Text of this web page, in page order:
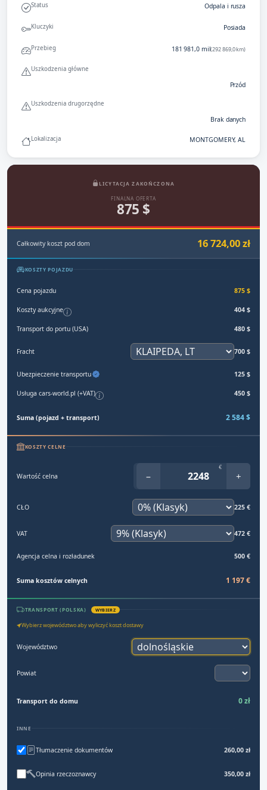
Status Odpala i rusza
Kluczyki Posiada
Przebieg 181 981,0 mil(292 869,0 km)
Uszkodzenia główne
Przód
Uszkodzenia drugorzędne
Brak danych
Lokalizacja MONTGOMERY, AL
LICYTACJA ZAKOŃCZONA
FINALNA OFERTA
875 $
Całkowity koszt pod dom 16 724,00 zł
KOSZTY POJAZDU
Cena pojazdu 875 $
Koszty aukcyjne 404 $
Transport do portu (USA) 480 $
Fracht 700 $
Ubezpieczenie transportu 125 $
Usługa cars-world.pl (+VAT) 450 $
Suma (pojazd + transport) 2 584 $
KOSZTY CELNE
Wartość celna −
€
+
CŁO 225 €
VAT 472 €
Agencja celna i rozładunek 500 €
Suma kosztów celnych 1 197 €
TRANSPORT (POLSKA) WYBIERZ
Wybierz województwo aby wyliczyć koszt dostawy
Województwo
Powiat
Transport do domu 0 zł
INNE
Tłumaczenie dokumentów 260,00 zł
Opinia rzeczoznawcy 350,00 zł